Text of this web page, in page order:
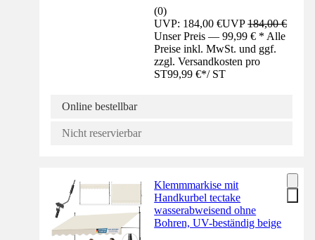
(0)
UVP: 184,00 €UVP184,00 €
Unser Preis — 99,99 € * Alle
Preise inkl. MwSt. und ggf.
zzgl. Versandkosten pro
ST99,99 €*/ ST
Online bestellbar
Nicht reservierbar
Klemmmarkise mit
Handkurbel tectake
wasserabweisend ohne
Bohren, UV-beständig beige